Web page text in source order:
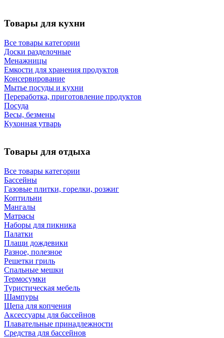
Товары для кухни
Все товары категории
Доски разделочные
Менажницы
Емкости для хранения продуктов
Консервирование
Мытье посуды и кухни
Переработка, приготовление продуктов
Посуда
Весы, безмены
Кухонная утварь
Товары для отдыха
Все товары категории
Бассейны
Газовые плитки, горелки, розжиг
Коптильни
Мангалы
Матрасы
Наборы для пикника
Палатки
Плащи дождевики
Разное, полезное
Решетки гриль
Спальные мешки
Термосумки
Туристическая мебель
Шампуры
Щепа для копчения
Аксессуары для бассейнов
Плавательные принадлежности
Средства для бассейнов